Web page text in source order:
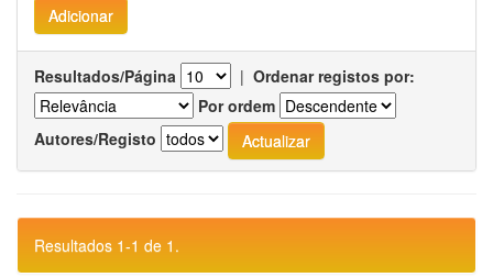
Resultados/Página | Ordenar registos por:
Por ordem
Autores/Registo
Resultados 1-1 de 1.